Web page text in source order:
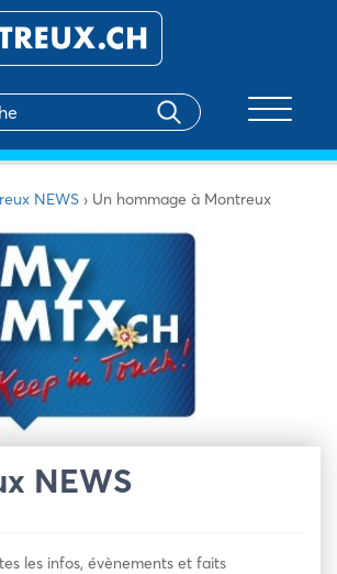
NEWS › Un hommage à Montreux
NEWS
les infos, évènements et faits